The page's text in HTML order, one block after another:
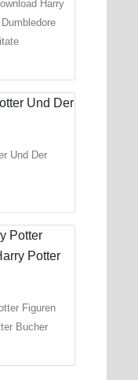
Harry
Und Der
Figuren
Bucher